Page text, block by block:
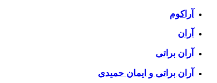
آراکوم
آران
آران براتی
آران براتی و ایمان حمیدی